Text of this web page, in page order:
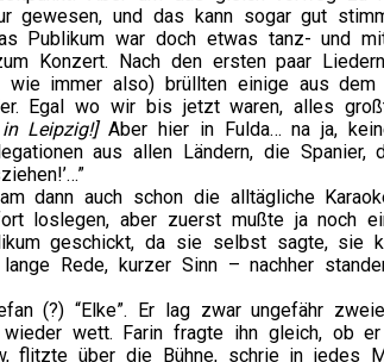
gewesen, und das kann sogar gut
Publikum war doch etwas tanz- und
Konzert. Nach den ersten paar
wie immer also) brüllten einige aus dem
Egal wo wir bis jetzt waren, alles
Leipzig!]Aber hier in Fulda… na ja,
aus allen Ländern, die
dann auch schon die alltägliche
loslegen, aber zuerst mußte ja noch
geschickt, da sie selbst sagte, sie
Rede, kurzer Sinn – nachher
(?) “Elke”. Er lag zwar ungefähr
wieder wett. Farin fragte ihn gleich, ob
flitzte über die Bühne, schrie in jedes